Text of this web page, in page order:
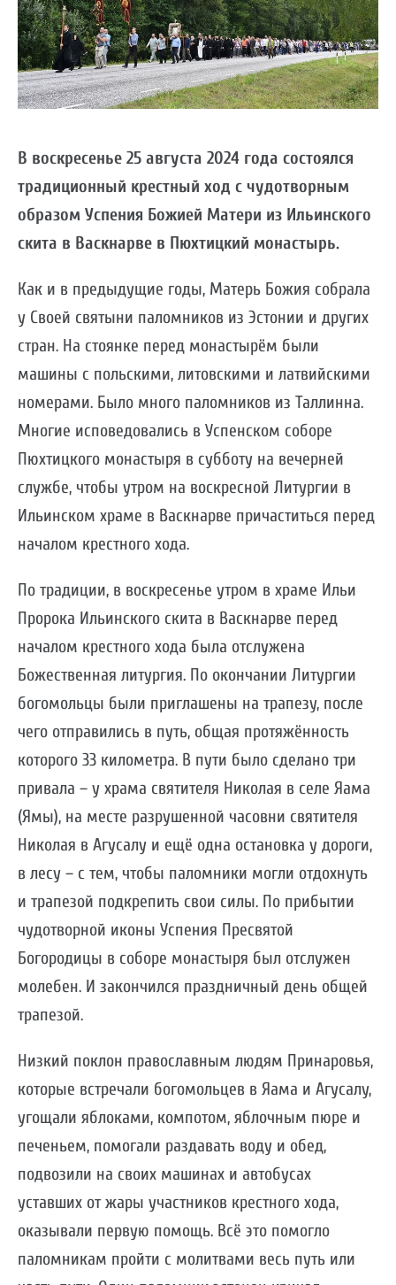
В воскресенье 25 августа 2024 года состоялся
традиционный крестный ход с чудотворным
образом Успения Божией Матери из Ильинского
скита в Васкнарве в Пюхтицкий монастырь.
Как и в предыдущие годы, Матерь Божия собрала
у Своей святыни паломников из Эстонии и других
стран. На стоянке перед монастырём были
машины с польскими, литовскими и латвийскими
номерами. Было много паломников из Таллинна.
Многие исповедовались в Успенском соборе
Пюхтицкого монастыря в субботу на вечерней
службе, чтобы утром на воскресной Литургии в
Ильинском храме в Васкнарве причаститься перед
началом крестного хода.
По традиции, в воскресенье утром в храме Ильи
Пророка Ильинского скита в Васкнарве перед
началом крестного хода была отслужена
Божественная литургия. По окончании Литургии
богомольцы были приглашены на трапезу, после
чего отправились в путь, общая протяжённость
которого 33 километра. В пути было сделано три
привала – у храма святителя Николая в селе Яама
(Ямы), на месте разрушенной часовни святителя
Николая в Агусалу и ещё одна остановка у дороги,
в лесу – с тем, чтобы паломники могли отдохнуть
и трапезой подкрепить свои силы. По прибытии
чудотворной иконы Успения Пресвятой
Богородицы в соборе монастыря был отслужен
молебен. И закончился праздничный день общей
трапезой.
Низкий поклон православным людям Принаровья,
которые встречали богомольцев в Яама и Агусалу,
угощали яблоками, компотом, яблочным пюре и
печеньем, помогали раздавать воду и обед,
подвозили на своих машинах и автобусах
уставших от жары участников крестного хода,
оказывали первую помощь. Всё это помогло
паломникам пройти с молитвами весь путь или